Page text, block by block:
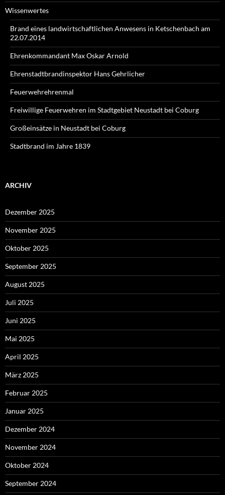
Wissenwertes
Brand eines landwirtschaftlichen Anwesens in Ketschenbach am
22.07.2014
Ehrenkommandant Max Oskar Arnold
Ehrenstadtbrandinspektor Hans Gehrlicher
Feuerwehrehrenmal
Freiwillige Feuerwehren im Stadtgebiet Neustadt bei Coburg
Großeinsätze in Neustadt bei Coburg
Stadtbrand im Jahre 1839
ARCHIV
Dezember 2025
November 2025
Oktober 2025
September 2025
August 2025
Juli 2025
Juni 2025
Mai 2025
April 2025
März 2025
Februar 2025
Januar 2025
Dezember 2024
November 2024
Oktober 2024
September 2024